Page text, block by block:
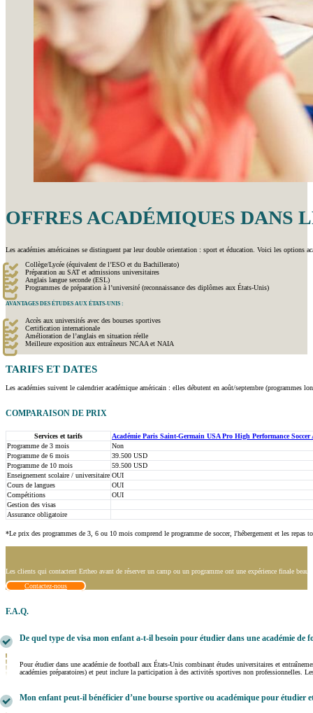
OFFRES ACADÉMIQUES DANS
Les académies américaines se distinguent par leur double orientation : sport et éducation. Voici les options
Collège/Lycée (équivalent de l’ESO et du Bachillerato)
Préparation au SAT et admissions universitaires
Anglais langue seconde (ESL)
Programmes de préparation à l’université (reconnaissance des diplômes aux États-Unis)
AVANTAGES DES ÉTUDES AUX ÉTATS-UNIS :
Accès aux universités avec des bourses sportives
Certification internationale
Amélioration de l’anglais en situation réelle
Meilleure exposition aux entraîneurs NCAA et NAIA
TARIFS ET DATES
Les académies suivent le calendrier académique américain : elles débutent en août/septembre (programmes
COMPARAISON DE PRIX
Services et tarifs
Académie Paris Saint-Germain USA Pro High Performance Soccer
Programme de 3 mois
Non
Programme de 6 mois
39.500 USD
Programme de 10 mois
59.500 USD
Enseignement scolaire / universitaire OUI
Cours de langues
OUI
Compétitions
OUI
Gestion des visas
Assurance obligatoire
*Le prix des programmes de 3, 6 ou 10 mois comprend le programme de soccer, l'hébergement et les repas
Les clients qui contactent Ertheo avant de réserver un camp ou un programme ont une expérience finale
Contactez-nous
F.A.Q.
De quel type de visa mon enfant a-t-il besoin pour étudier dans une académie de
Pour étudier dans une académie de football aux États-Unis combinant études universitaires et
académies préparatoires) et peut inclure la participation à des activités sportives non professionnelles.
Mon enfant peut-il bénéficier d’une bourse sportive ou académique pour étudier